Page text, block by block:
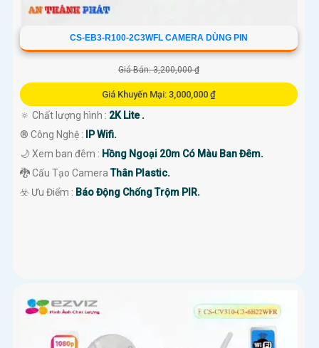
CS-EB3-R100-2C3WFL CAMERA DÙNG PIN
Giá Bán: 3,200,000 ₫
Giá Khuyến Mại: 3,000,000 ₫
🔅 Chất lượng hình : 2K Lite .
®️ Công Nghệ : IP Wifi.
🌙 Xem ban đêm : Hồng Ngoại 20m Có Màu Ban Đêm.
🐉️ Cấu Tạo CameraThân Plastic.
️☣️ Ưu Điểm : Báo Động Chống Trộm PIR.